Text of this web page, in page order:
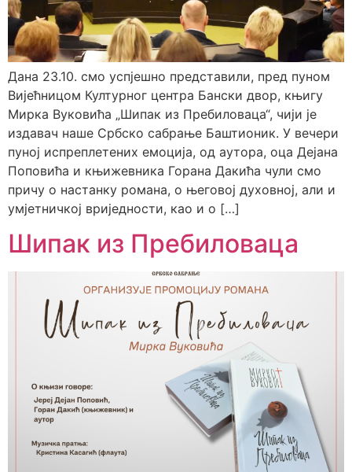
Дана 23.10. смо успјешно представили, пред пуном
Вијећницом Културног центра Бански двор, књигу
Мирка Вуковића „Шипак из Пребиловаца“, чији је
издавач наше Србско сабрање Баштионик. У вечери
пуној испреплетених емоција, од аутора, оца Дејана
Поповића и књижевника Горана Дакића чули смо
причу о настанку романа, о његовој духовној, али и
умјетничкој вриједности, као и о […]
Шипак из Пребиловаца